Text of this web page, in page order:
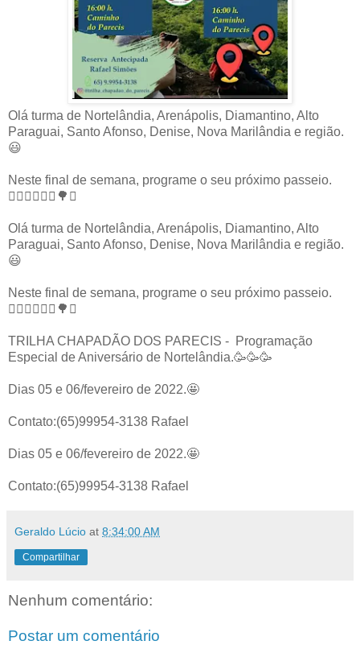
Olá turma de Nortelândia, Arenápolis, Diamantino, Alto
Paraguai, Santo Afonso, Denise, Nova Marilândia e região.
😃
Neste final de semana, programe o seu próximo passeio.
🏃🏽‍♂️🏃🏽‍♀️🌳⛰️
Olá turma de Nortelândia, Arenápolis, Diamantino, Alto
Paraguai, Santo Afonso, Denise, Nova Marilândia e região.
😃
Neste final de semana, programe o seu próximo passeio.
🏃🏽‍♂️🏃🏽‍♀️🌳⛰️
TRILHA CHAPADÃO DOS PARECIS - Programação
Especial de Aniversário de Nortelândia.🥳🥳🥳
Dias 05 e 06/fevereiro de 2022.🤩
Contato:(65)99954-3138 Rafael
Dias 05 e 06/fevereiro de 2022.🤩
Contato:(65)99954-3138 Rafael
Geraldo Lúcio at 8:34:00 AM
Compartilhar
Nenhum comentário:
Postar um comentário